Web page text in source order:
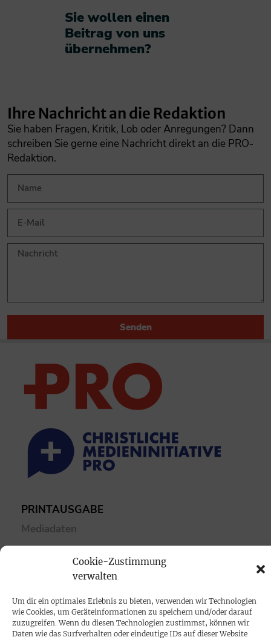
Cookie-Zustimmung
verwalten
Um dir ein optimales Erlebnis zu bieten, verwenden wir Technologien
wie Cookies, um Geräteinformationen zu speichern und/oder darauf
zuzugreifen. Wenn du diesen Technologien zustimmst, können wir
Daten wie das Surfverhalten oder eindeutige IDs auf dieser Website
Sie wollen einen
Beitrag von uns
übernehmen?​
Ihre Nachricht an die Redaktion
Sie haben Fragen, Kritik, Lob oder Anregungen? Dann
schreiben Sie gerne eine Nachricht direkt an die PRO-
Redaktion.
Senden
PRINTAUSGABE
Mediadaten
PROKOMPAKT
SPENDEN
Datenschutz